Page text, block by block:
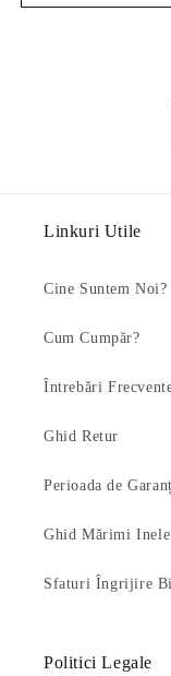
Linkuri Utile
Cine Suntem Noi?
Cum Cumpăr?
Întrebări
Ghid Retur
Perioada de
Ghid Mărimi Inele
Sfaturi Îngrijire
Politici Legale